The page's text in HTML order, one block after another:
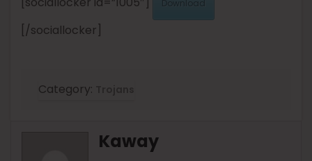
Download
[/sociallocker]
Category:
Kaway